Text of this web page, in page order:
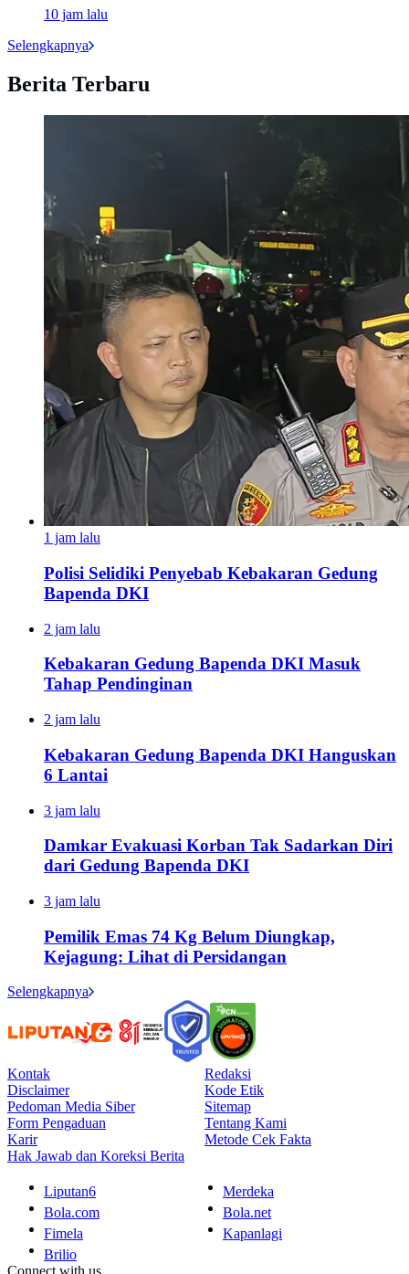
10 jam lalu
Selengkapnya
Berita Terbaru
1 jam lalu
Polisi Selidiki Penyebab Kebakaran Gedung
Bapenda DKI
2 jam lalu
Kebakaran Gedung Bapenda DKI Masuk
Tahap Pendinginan
2 jam lalu
Kebakaran Gedung Bapenda DKI Hanguskan
6 Lantai
3 jam lalu
Damkar Evakuasi Korban Tak Sadarkan Diri
dari Gedung Bapenda DKI
3 jam lalu
Pemilik Emas 74 Kg Belum Diungkap,
Kejagung: Lihat di Persidangan
Selengkapnya
Kontak
Redaksi
Disclaimer
Kode Etik
Pedoman Media Siber
Sitemap
Form Pengaduan
Tentang Kami
Karir
Metode Cek Fakta
Hak Jawab dan Koreksi Berita
Liputan6
Merdeka
Bola.com
Bola.net
Fimela
Kapanlagi
Brilio